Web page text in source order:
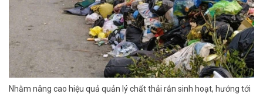
Nhằm nâng cao hiệu quả quản lý chất thải rắn sinh hoạt, hướng tới